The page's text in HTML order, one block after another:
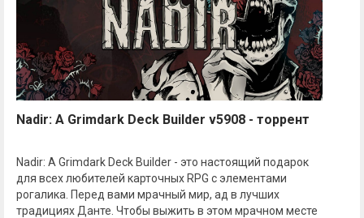
Nadir: A Grimdark Deck Builder v5908 - торрент
Nadir: A Grimdark Deck Builder - это настоящий подарок
для всех любителей карточных RPG с элементами
рогалика. Перед вами мрачный мир, ад в лучших
традициях Данте. Чтобы выжить в этом мрачном месте